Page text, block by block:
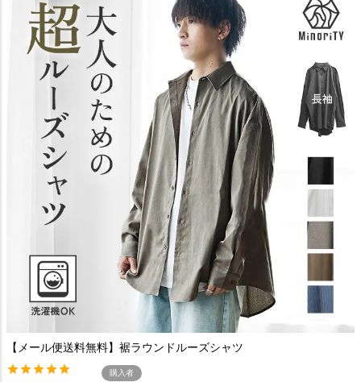
【メール便送料無料】裾ラウンドルーズシャツ
購入者